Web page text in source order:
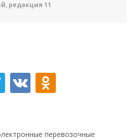
редакция 11
перевозочные